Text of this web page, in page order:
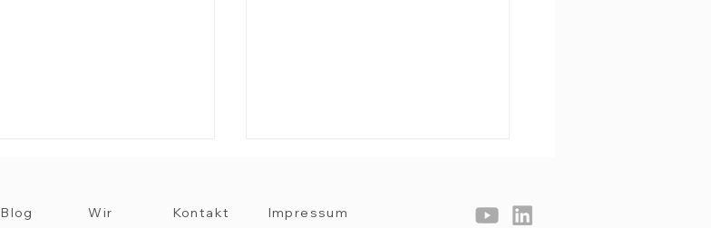
Blog Wir Kontakt Impressum